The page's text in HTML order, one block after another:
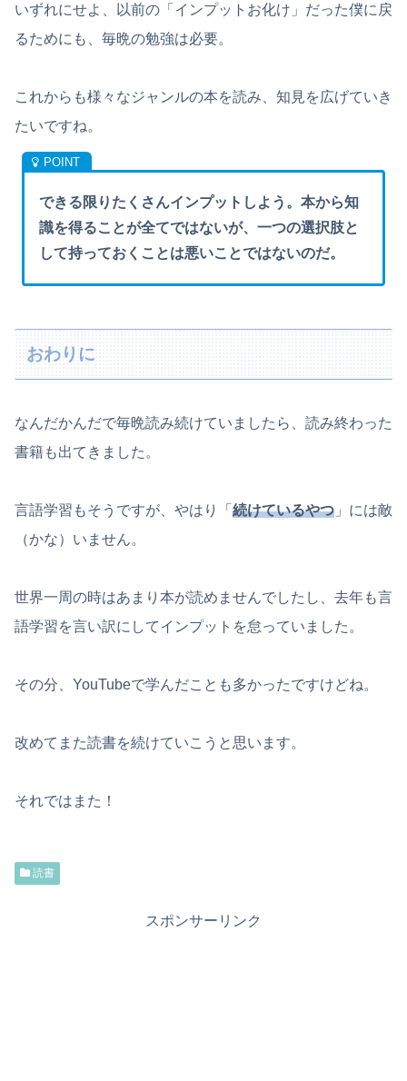
いずれにせよ、以前の「インプットお化け」だった僕に戻
るためにも、毎晩の勉強は必要。
これからも様々なジャンルの本を読み、知見を広げていき
たいですね。
できる限りたくさんインプットしよう。本から知
識を得ることが全てではないが、一つの選択肢と
して持っておくことは悪いことではないのだ。
おわりに
なんだかんだで毎晩読み続けていましたら、読み終わった
書籍も出てきました。
言語学習もそうですが、やはり「 続けているやつ 」には敵
（かな）いません。
世界一周の時はあまり本が読めませんでしたし、去年も言
語学習を言い訳にしてインプットを怠っていました。
その分、YouTubeで学んだことも多かったですけどね。
改めてまた読書を続けていこうと思います。
それではまた！
読書
スポンサーリンク